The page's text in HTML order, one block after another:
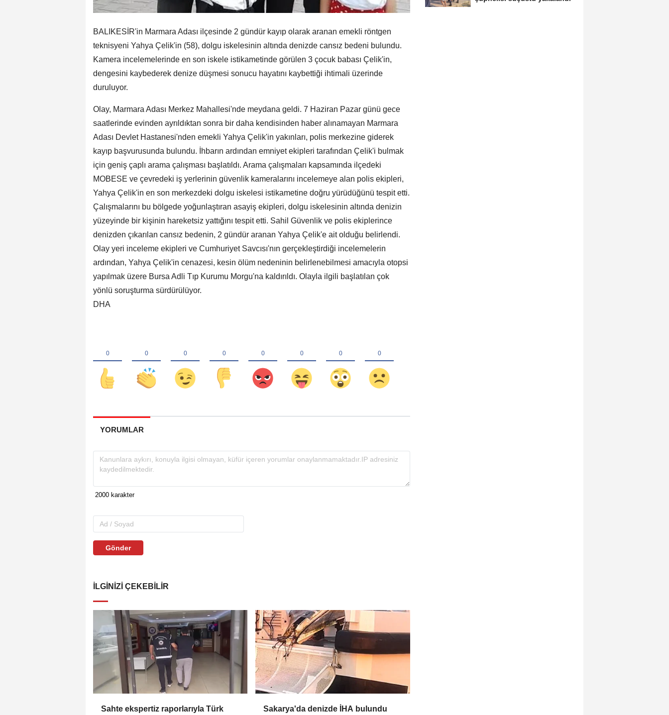
BALIKESİR'in Marmara Adası ilçesinde 2 gündür kayıp olarak aranan emekli röntgen
teknisyeni Yahya Çelik'in (58), dolgu iskelesinin altında denizde cansız bedeni bulundu.
Kamera incelemelerinde en son iskele istikametinde görülen 3 çocuk babası Çelik'in,
dengesini kaybederek denize düşmesi sonucu hayatını kaybettiği ihtimali üzerinde
duruluyor.
Olay, Marmara Adası Merkez Mahallesi'nde meydana geldi. 7 Haziran Pazar günü gece
saatlerinde evinden ayrıldıktan sonra bir daha kendisinden haber alınamayan Marmara
Adası Devlet Hastanesi'nden emekli Yahya Çelik'in yakınları, polis merkezine giderek
kayıp başvurusunda bulundu. İhbarın ardından emniyet ekipleri tarafından Çelik'i bulmak
için geniş çaplı arama çalışması başlatıldı. Arama çalışmaları kapsamında ilçedeki
MOBESE ve çevredeki iş yerlerinin güvenlik kameralarını incelemeye alan polis ekipleri,
Yahya Çelik'in en son merkezdeki dolgu iskelesi istikametine doğru yürüdüğünü tespit etti.
Çalışmalarını bu bölgede yoğunlaştıran asayiş ekipleri, dolgu iskelesinin altında denizin
yüzeyinde bir kişinin hareketsiz yattığını tespit etti. Sahil Güvenlik ve polis ekiplerince
denizden çıkarılan cansız bedenin, 2 gündür aranan Yahya Çelik'e ait olduğu belirlendi.
Olay yeri inceleme ekipleri ve Cumhuriyet Savcısı'nın gerçekleştirdiği incelemelerin
ardından, Yahya Çelik'in cenazesi, kesin ölüm nedeninin belirlenebilmesi amacıyla otopsi
yapılmak üzere Bursa Adli Tıp Kurumu Morgu'na kaldırıldı. Olayla ilgili başlatılan çok
yönlü soruşturma sürdürülüyor.
DHA
YORUMLAR
Gönder
İLGINIZI ÇEKEBILIR
Sahte ekspertiz raporlarıyla Türk
Sakarya'da denizde İHA bulundu